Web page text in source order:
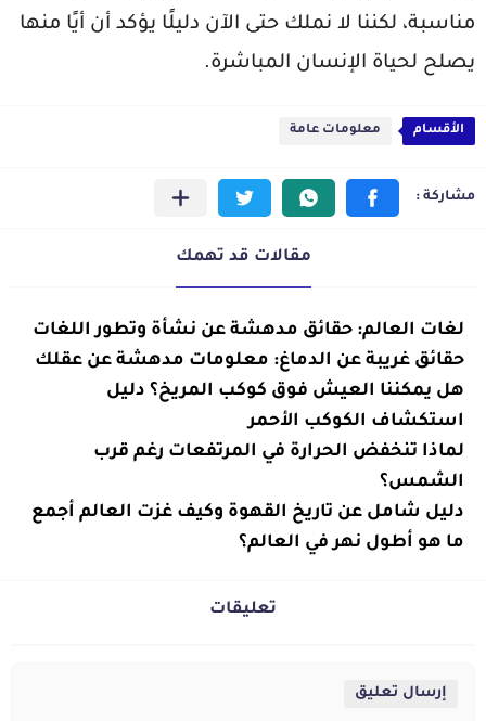
مناسبة، لكننا لا نملك حتى الآن دليلًا يؤكد أن أيًا منها
يصلح لحياة الإنسان المباشرة.
الأقسام معلومات عامة
مقالات قد تهمك
معلومات
عامة
لغات العالم: حقائق مدهشة عن نشأة وتطور اللغات
معلومات
عامة
حقائق غريبة عن الدماغ: معلومات مدهشة عن عقلك
معلومات
عامة
هل يمكننا العيش فوق كوكب المريخ؟ دليل
استكشاف الكوكب الأحمر
معلومات
عامة
لماذا تنخفض الحرارة في المرتفعات رغم قرب
الشمس؟
معلومات
عامة
دليل شامل عن تاريخ القهوة وكيف غزت العالم أجمع
معلومات
ما هو أطول نهر في العالم؟
تعليقات
إرسال تعليق